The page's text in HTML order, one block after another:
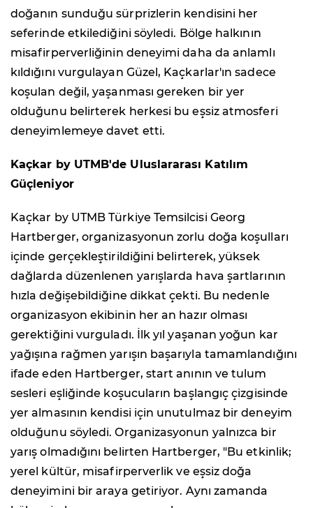
doğanın sunduğu sürprizlerin kendisini her
seferinde etkilediğini söyledi. Bölge halkının
misafirperverliğinin deneyimi daha da anlamlı
kıldığını vurgulayan Güzel, Kaçkarlar'ın sadece
koşulan değil, yaşanması gereken bir yer
olduğunu belirterek herkesi bu eşsiz atmosferi
deneyimlemeye davet etti.
Kaçkar by UTMB'de Uluslararası Katılım
Güçleniyor
Kaçkar by UTMB Türkiye Temsilcisi Georg
Hartberger, organizasyonun zorlu doğa koşulları
içinde gerçekleştirildiğini belirterek, yüksek
dağlarda düzenlenen yarışlarda hava şartlarının
hızla değişebildiğine dikkat çekti. Bu nedenle
organizasyon ekibinin her an hazır olması
gerektiğini vurguladı. İlk yıl yaşanan yoğun kar
yağışına rağmen yarışın başarıyla tamamlandığını
ifade eden Hartberger, start anının ve tulum
sesleri eşliğinde koşucuların başlangıç çizgisinde
yer almasının kendisi için unutulmaz bir deneyim
olduğunu söyledi. Organizasyonun yalnızca bir
yarış olmadığını belirten Hartberger, "Bu etkinlik;
yerel kültür, misafirperverlik ve eşsiz doğa
deneyimini bir araya getiriyor. Aynı zamanda